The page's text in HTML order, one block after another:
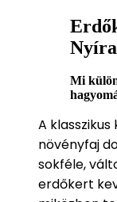
Mi
A
növényfaj
sokféle,
erdőkert